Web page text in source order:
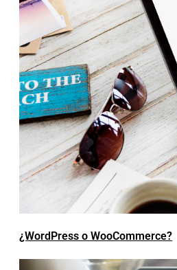
¿WordPress o WooCommerce?